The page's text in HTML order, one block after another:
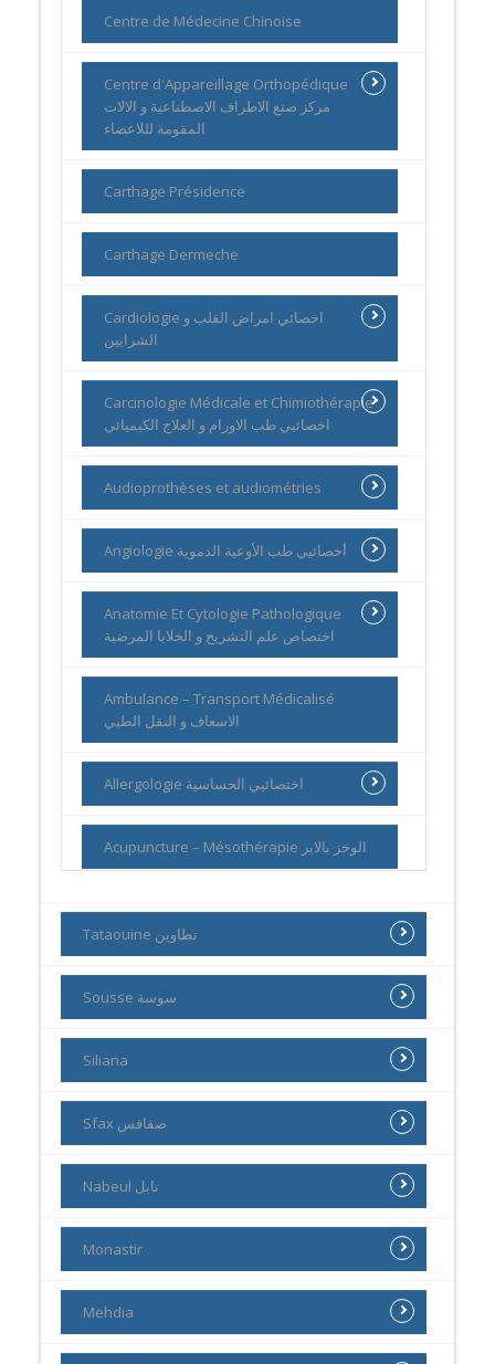
Centre de Médecine Chinoise
Centre d'Appareillage Orthopédique
مركز صنع الاطراف الاصطناعية و الالات
المقومة لللاعضاء
Carthage Présidence
Carthage Dermeche
Cardiologie اخصائي امراض القلب و
الشرايين
Carcinologie Médicale et Chimiothérapie
اخصائيي طب الاورام و العلاج الكيميائي
Audioprothèses et audiométries
Angiologie أخصائيي طب الأوعية الدموية
Anatomie Et Cytologie Pathologique
اختصاص علم التشريح و الخلايا المرضية
Ambulance – Transport Médicalisé
الاسعاف و النقل الطبي
Allergologie اختصائيي الحساسية
Acupuncture – Mésothérapie الوخز بالابر
Tataouine تطاوين
Sousse سوسة
Siliana
Sfax صفاقس
Nabeul نابل
Monastir
Mehdia